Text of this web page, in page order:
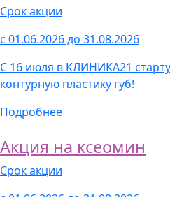
Срок акции
с 01.06.2026 до 31.08.2026
С 16 июля в КЛИНИКА21
контурную пластику губ!
Подробнее
Акция на ксеомин
Срок акции